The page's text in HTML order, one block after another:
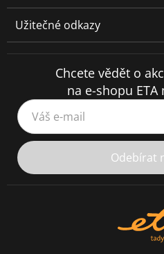
Užitečné odkazy
Chcete vědět o
na e-shopu
Váš e-mail
Odebírat